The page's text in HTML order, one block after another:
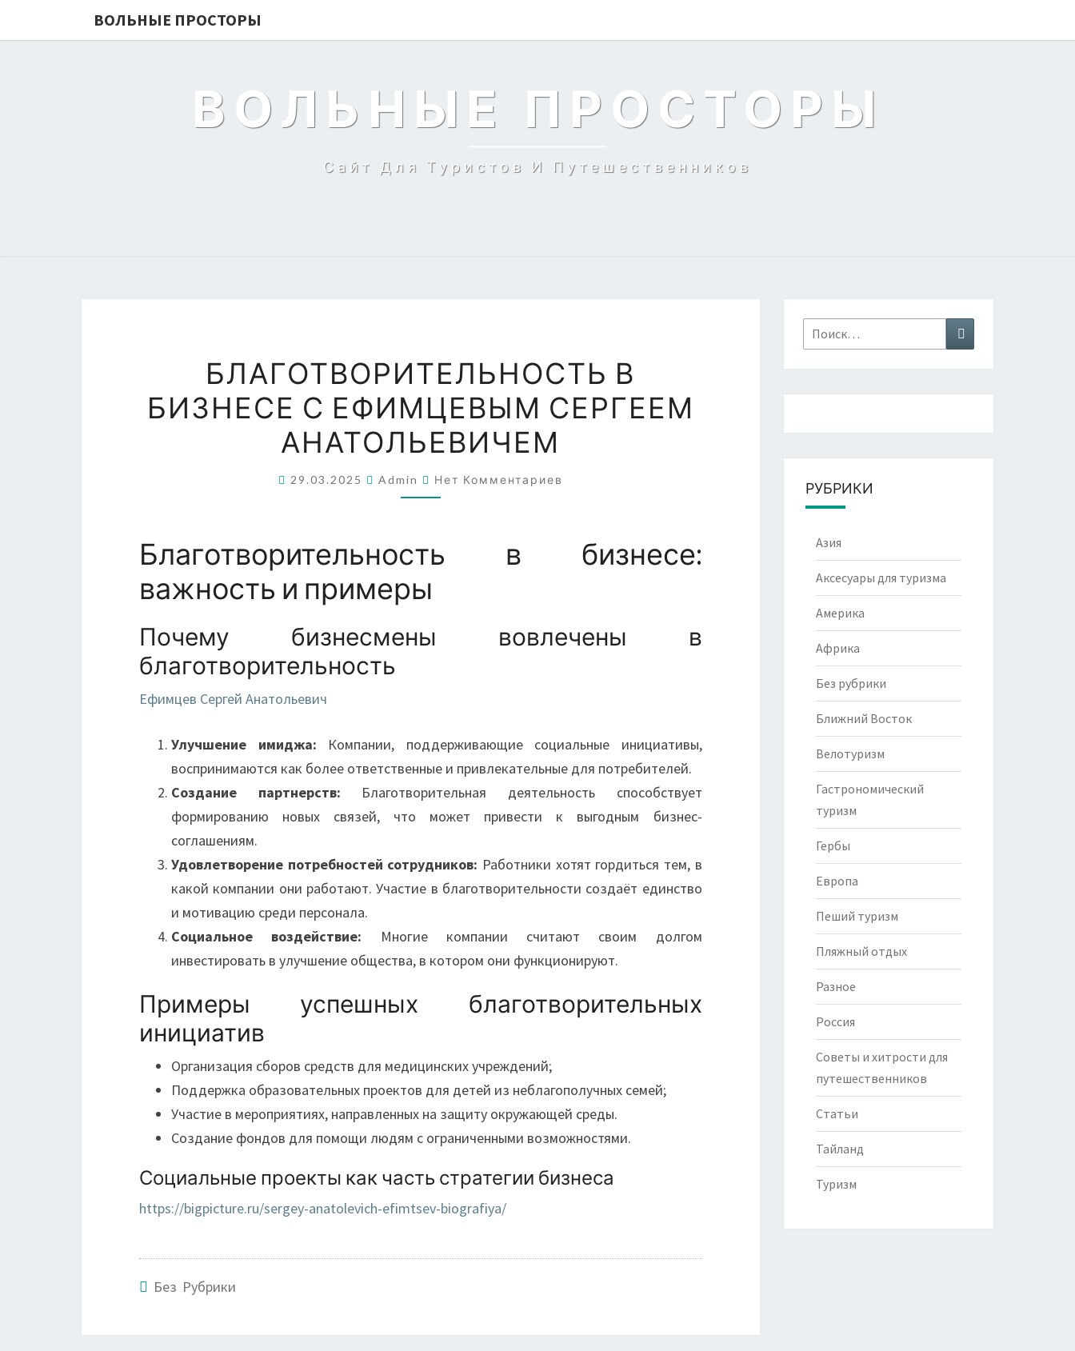
ВОЛЬНЫЕ ПРОСТОРЫ
ВОЛЬНЫЕ ПРОСТОРЫ
Сайт Для Туристов И Путешественников
БИЗНЕСЕ
С
ЕФИМЦЕВЫМ
СЕРГЕЕМ
АНАТОЛЬЕВИЧЕМ
БЛАГОТВОРИТЕЛЬНОСТЬ В
БИЗНЕСЕ С ЕФИМЦЕВЫМ СЕРГЕЕМ
АНАТОЛЬЕВИЧЕМ
29.03.2025 Admin Комментарии
Нет Комментариев
Благотворительность в бизнесе:
важность и примеры
Почему бизнесмены вовлечены в
благотворительность
Ефимцев Сергей Анатольевич
Улучшение имиджа: Компании, поддерживающие социальные инициативы,
воспринимаются как более ответственные и привлекательные для потребителей.
Создание партнерств: Благотворительная деятельность способствует
формированию новых связей, что может привести к выгодным бизнес-
соглашениям.
Удовлетворение потребностей сотрудников: Работники хотят гордиться тем, в
какой компании они работают. Участие в благотворительности создаёт единство
и мотивацию среди персонала.
Социальное воздействие: Многие компании считают своим долгом
инвестировать в улучшение общества, в котором они функционируют.
Примеры успешных благотворительных
инициатив
Организация сборов средств для медицинских учреждений;
Поддержка образовательных проектов для детей из неблагополучных семей;
Участие в мероприятиях, направленных на защиту окружающей среды.
Создание фондов для помощи людям с ограниченными возможностями.
Социальные проекты как часть стратегии бизнеса
https://bigpicture.ru/sergey-anatolevich-efimtsev-biografiya/
Без Рубрики
Найти: Поиск
РУБРИКИ
Азия
Аксесуары для туризма
Америка
Африка
Без рубрики
Ближний Восток
Велотуризм
Гастрономический
туризм
Гербы
Европа
Пеший туризм
Пляжный отдых
Разное
Россия
Советы и хитрости для
путешественников
Статьи
Тайланд
Туризм